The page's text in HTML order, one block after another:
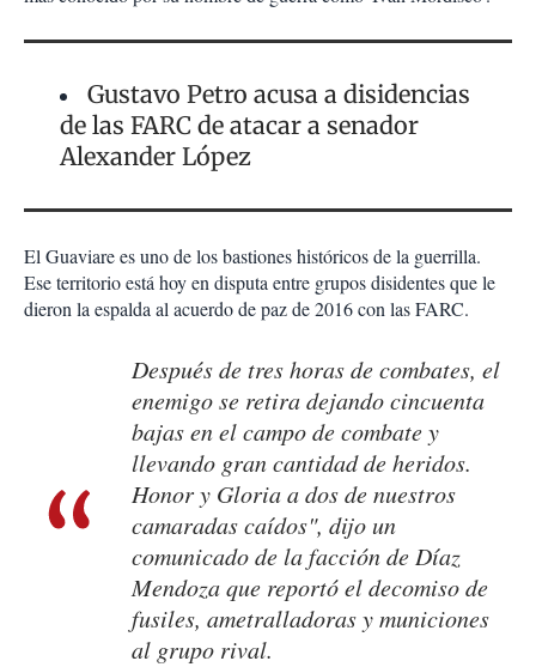
Gustavo Petro acusa a disidencias
de las FARC de atacar a senador
Alexander López
El Guaviare es uno de los bastiones históricos de la guerrilla.
Ese territorio está hoy en disputa entre grupos disidentes que le
dieron la espalda al acuerdo de paz de 2016 con las FARC.
Después de tres horas de combates, el
enemigo se retira dejando cincuenta
bajas en el campo de combate y
llevando gran cantidad de heridos.
Honor y Gloria a dos de nuestros
camaradas caídos", dijo un
comunicado de la facción de Díaz
Mendoza que reportó el decomiso de
fusiles, ametralladoras y municiones
al grupo rival.